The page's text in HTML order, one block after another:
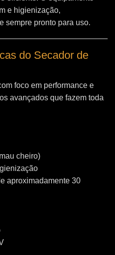
e higienização,
sempre pronto para uso.
do Secador de
foco em performance e
avançados que fazem toda
cheiro)
aproximadamente 30